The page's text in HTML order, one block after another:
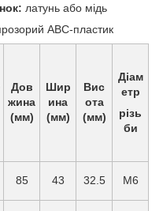
латунь або мідь
ABC-пластик
Дов
жина
(мм)
Шир
ина
(мм)
Вис
ота
(мм)
Діам
етр
різь
би
85 43 32.5 М6